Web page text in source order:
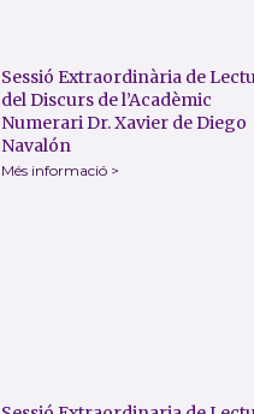
Sessió Extraordinària de
del Discurs de l’Acadèmic
Numerari Dr. Xavier de Diego
Navalón
Més informació >